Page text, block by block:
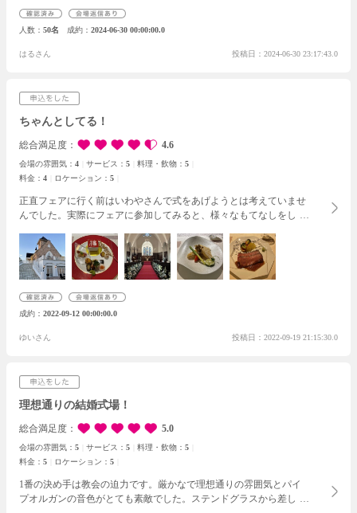
プランナーさんやスタッフの方々が本当に皆さん丁寧な対応で初め
てでも安心と納得してブライダルフェアに参加することができたこ
プランに関しても分からないことが多かったのですが、分からない
く、親切に丁寧に教えてくださりました。
お話の中で適したものを考えて提示していただいたのも良かったと
思いました。
人数 50名 成約 2024-06-30 00:00:00.0
はるさん 投稿日：2024-06-30 23:17:43.0
ちゃんとしてる！
総合満足度 4.6
会場の雰囲気： 4 サービス： 5 料理・飲物： 5
料金： 4 ロケーション： 5
正直フェアに行く前はいわやさんで式をあげようとは考えていませ
んでした。実際にフェアに参加してみると、様々なもてなしをして
はしてくれなかったのでいわやさんの対応は本当に素晴らしいと感
じました。初めから最後までもてなされているということがよく伝
わりましたし、ここなら大切なゲストの人たちを呼んでも大丈夫だ
としてるのはいわや」「やっぱりご飯が美味しい」ということはよ
く周りからも言われていましたが、実際に自分たちがフェアに参加
など始まると思うのですが、夢を叶えていただきたいです。最後ま
成約 2022-09-12 00:00:00.0
ゆいさん 投稿日：2022-09-19 21:15:30.0
理想通りの結婚式場！
総合満足度 5.0
会場の雰囲気： 5 サービス： 5 料理・飲物： 5
料金： 5 ロケーション： 5
1番の決め手は教会の迫力です。厳かなで理想通りの雰囲気とパイ
プオルガンの音色がとても素敵でした。ステンドグラスから差し込